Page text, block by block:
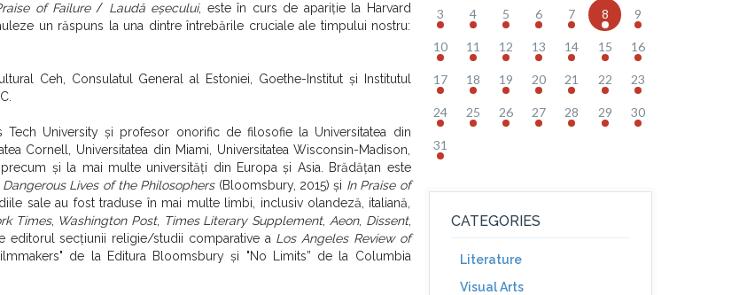
of Failure/ Laudă eșecului, este în curs de apariție la Harvard
un răspuns la una dintre întrebările cruciale ale timpului nostru:
Ceh, Consulatul General al Estoniei, Goethe-Institut și Institutul
University și profesor onorific de filosofie la Universitatea din
Cornell, Universitatea din Miami, Universitatea Wisconsin-Madison,
și la mai multe universități din Europa și Asia. Brădățan este
Lives of the Philosophers(Bloomsbury, 2015) și In Praise of
sale au fost traduse în mai multe limbi, inclusiv olandeză, italiană,
Times, Washington Post, Times Literary Supplement, Aeon, Dissent,
secțiunii religie/studii comparative a Los Angeles Review of
de la Editura Bloomsbury și "No Limits” de la Columbia
3 4 5 6 7 8 9
10 11 12 13 14 15 16
17 18 19 20 21 22 23
24 25 26 27 28 29 30
31
CATEGORIES
Literature
Visual Arts